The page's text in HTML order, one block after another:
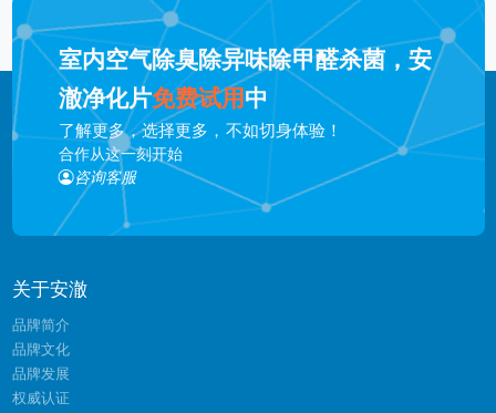
室内空气除臭除异味除甲醛杀菌，安
澈净化片免费试用中
了解更多，选择更多，不如切身体验！
合作从这一刻开始
咨询客服
关于安澈
品牌简介
品牌文化
品牌发展
权威认证